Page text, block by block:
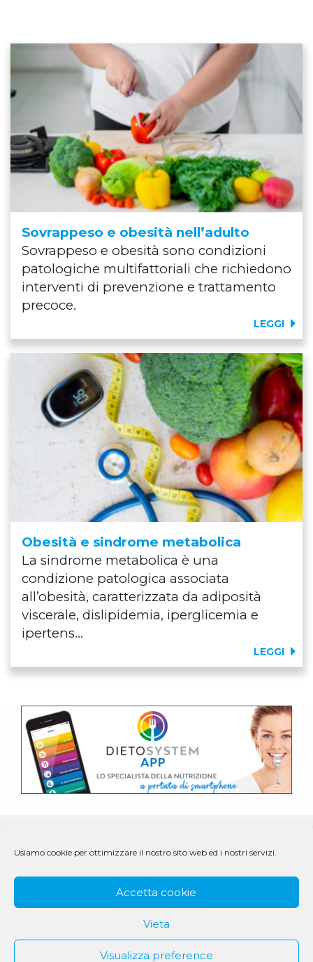
Usiamo cookie per ottimizzare il nostro sito web ed i nostri servizi.
Accetta cookie
Vieta
Visualizza preference
Sovrappeso e obesità nell’adulto
Sovrappeso e obesità sono condizioni
patologiche multifattoriali che richiedono
interventi di prevenzione e trattamento
precoce.
LEGGI
Obesità e sindrome metabolica
La sindrome metabolica è una
condizione patologica associata
all’obesità, caratterizzata da adiposità
viscerale, dislipidemia, iperglicemia e
ipertens...
LEGGI